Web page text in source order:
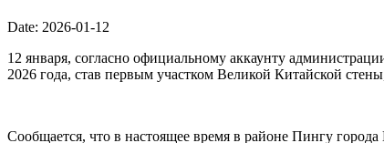
Date: 2026-01-12
12 января, согласно официальному аккаунту
2026 года, став первым участком Великой Китайской
Сообщается, что в настоящее время в районе Пингу